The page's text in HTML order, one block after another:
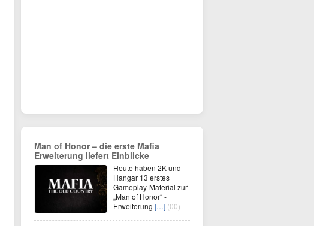
Man of Honor – die erste Mafia
Erweiterung liefert Einblicke
Heute haben 2K und
Hangar 13 erstes
Gameplay-Material zur
„Man of Honor“ -
Erweiterung […] (00)